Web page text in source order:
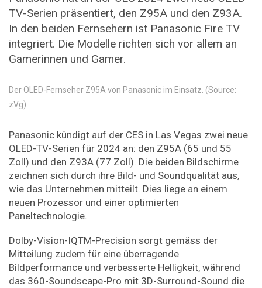
TV-Serien präsentiert, den Z95A und den Z93A.
In den beiden Fernsehern ist Panasonic Fire TV
integriert. Die Modelle richten sich vor allem an
Gamerinnen und Gamer.
Der OLED-Fernseher Z95A von Panasonic im Einsatz. (Source:
zVg)
Panasonic kündigt auf der CES in Las Vegas zwei neue
OLED-TV-Serien für 2024 an: den Z95A (65 und 55
Zoll) und den Z93A (77 Zoll). Die beiden Bildschirme
zeichnen sich durch ihre Bild- und Soundqualität aus,
wie das Unternehmen mitteilt. Dies liege an einem
neuen Prozessor und einer optimierten
Paneltechnologie.
Dolby-Vision-IQTM-Precision sorgt gemäss der
Mitteilung zudem für eine überragende
Bildperformance und verbesserte Helligkeit, während
das 360-Soundscape-Pro mit 3D-Surround-Sound die